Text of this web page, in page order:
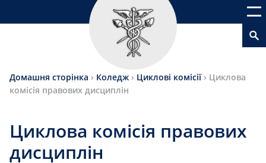
Домашня сторінка › Коледж › Циклові комісії › Циклова
комісія правових дисциплін
Циклова комісія правових
дисциплін